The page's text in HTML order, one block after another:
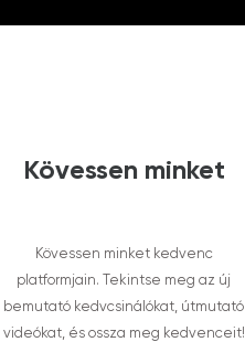
Kövessen minket
Kövessen minket kedvenc
platformjain. Tekintse meg az új
bemutató kedvcsinálókat, útmutató
videókat, és ossza meg kedvenceit!